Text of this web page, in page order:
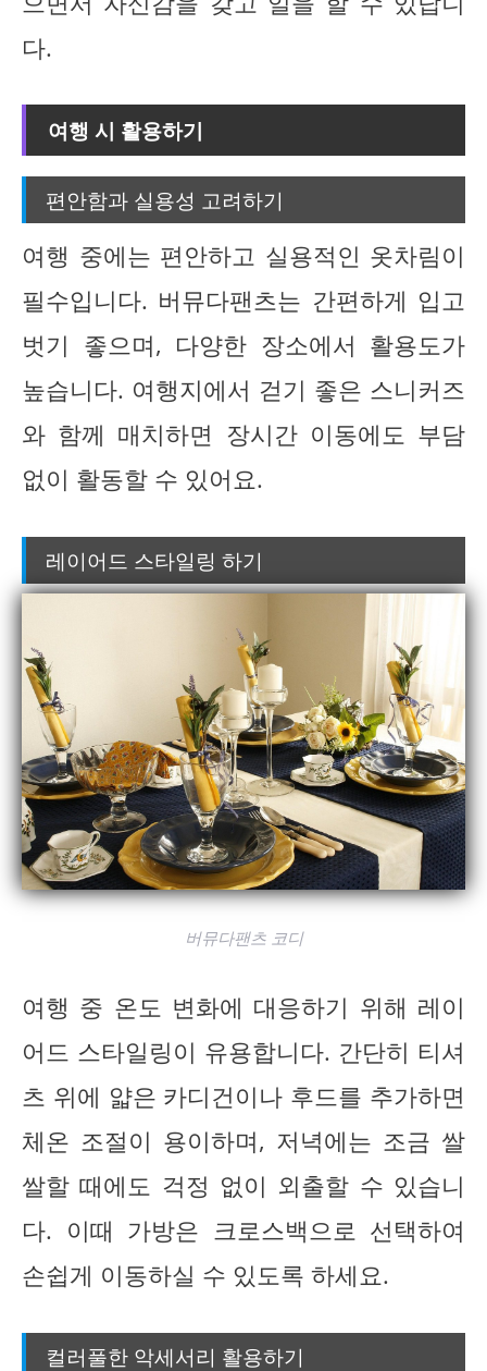
다.
여행 시 활용하기
편안함과 실용성 고려하기
여행 중에는 편안하고 실용적인 옷차림이
필수입니다. 버뮤다팬츠는 간편하게 입고
벗기 좋으며, 다양한 장소에서 활용도가
높습니다. 여행지에서 걷기 좋은 스니커즈
와 함께 매치하면 장시간 이동에도 부담
없이 활동할 수 있어요.
레이어드 스타일링 하기
버뮤다팬츠 코디
여행 중 온도 변화에 대응하기 위해 레이
어드 스타일링이 유용합니다. 간단히 티셔
츠 위에 얇은 카디건이나 후드를 추가하면
체온 조절이 용이하며, 저녁에는 조금 쌀
쌀할 때에도 걱정 없이 외출할 수 있습니
다. 이때 가방은 크로스백으로 선택하여
손쉽게 이동하실 수 있도록 하세요.
컬러풀한 악세서리 활용하기